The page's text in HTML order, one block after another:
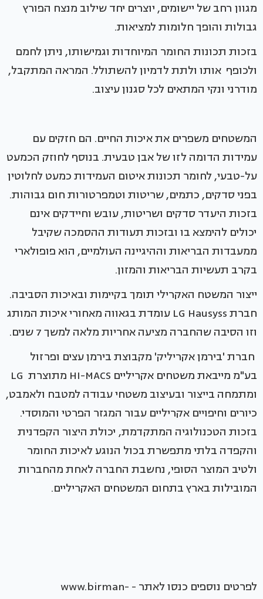
מגוון רחב של יישומים, יוצרים יחד שילוב מנצח הפורץ
גבולות והופך חלומות למציאות.
בזכות תכונות החומר המיוחדות וגמישותו, ניתן לחמם
ולכופף אותו ולתת לדמיון להשתולל. המראה המתקבל,
מודרני ונקי המתאים לכל סגנון עיצוב.
המשטחים משפרים את איכות החיים. הם חזקים עם
עמידות הדומה לזו של אבן טבעית. בנוסף לחוזק הכמעט
על-טבעי, לחומר תכונות איטום העמידות כמעט לחלוטין
בפני סדקים, כתמים, שריטות וטמפרטורות חום גבוהות.
בזכות היעדר סדקים ושריטות, עובש וחיידקים אינם
יכולים להימצא בו ובזכות תעודות ההסמכה שקיבל
ממעבדות הבריאות וההיגיינה העולמיים, הוא פופולארי
בקרב תעשיות הבריאות והמזון.
ייצור המשטח האקרילי תומך בקיימות ובאיכות הסביבה.
חברת LG Hausyss עומדת בגאווה מאחורי איכות המותג
וזו הסיבה שהחברה מציעה אחריות מלאה למשך 7 שנים.
חברת 'בירמן אקריליק' מקבוצת בירמן עצים ופרזול
בע"מ מייבאת משטחים אקריליים HI-MACS מתוצרת LG
ומתמחה בייצור ובעיצוב משטחי עבודה למטבח ולאמבט,
כיורים וחיפויים אקריליים עבור המגזר הפרטי והמוסדי.
בזכות הטכנולוגיה המתקדמת, יכולת היצור הקפדנית
והקפדה בלתי מתפשרת בכול הנוגע לאיכות החומר
ולטיב המוצר הסופי, נחשבת החברה לאחת מהחברות
המובילות בארץ בתחום המשטחים האקריליים.
לפרטים נוספים כנסו לאתר - www.birman-